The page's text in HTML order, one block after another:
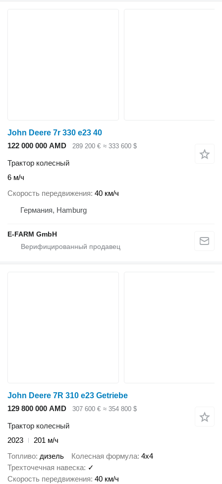
John Deere 7r 330 e23 40
122 000 000 AMD
289 200 € ≈ 333 600 $
Трактор колесный
6 м/ч
Скорость передвижения 40 км/ч
Германия, Hamburg
E-FARM GmbH
John Deere 7R 310 e23 Getriebe
129 800 000 AMD
307 600 € ≈ 354 800 $
Трактор колесный
2023
201 м/ч
Топливо дизель Колесная формула 4x4
Трехточечная навеска ✓
Скорость передвижения 40 км/ч